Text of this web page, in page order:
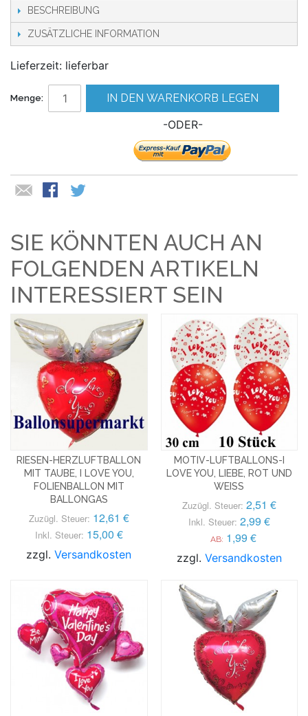
BESCHREIBUNG
ZUSÄTZLICHE INFORMATION
Lieferzeit: lieferbar
Menge: IN DEN WARENKORB LEGEN
-ODER-
SIE KÖNNTEN AUCH AN
FOLGENDEN ARTIKELN
INTERESSIERT SEIN
RIESEN-HERZLUFTBALLON
MIT TAUBE, I LOVE YOU,
FOLIENBALLON MIT
BALLONGAS
Zuzügl. Steuer: 12,61 €
Inkl. Steuer: 15,00 €
zzgl.Versandkosten
MOTIV-LUFTBALLONS-I
LOVE YOU, LIEBE, ROT UND
WEISS
Zuzügl. Steuer: 2,51 €
Inkl. Steuer: 2,99 €
AB: 1,99 €
zzgl. Versandkosten